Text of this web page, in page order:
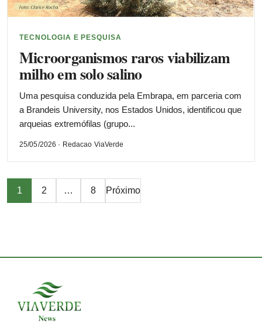
TECNOLOGIA E PESQUISA
Microorganismos raros viabilizam
milho em solo salino
Uma pesquisa conduzida pela Embrapa, em parceria com
a Brandeis University, nos Estados Unidos, identificou que
arqueias extremófilas (grupo...
25/05/2026 · Redacao ViaVerde
Paginação
1 2 … 8 Próximo